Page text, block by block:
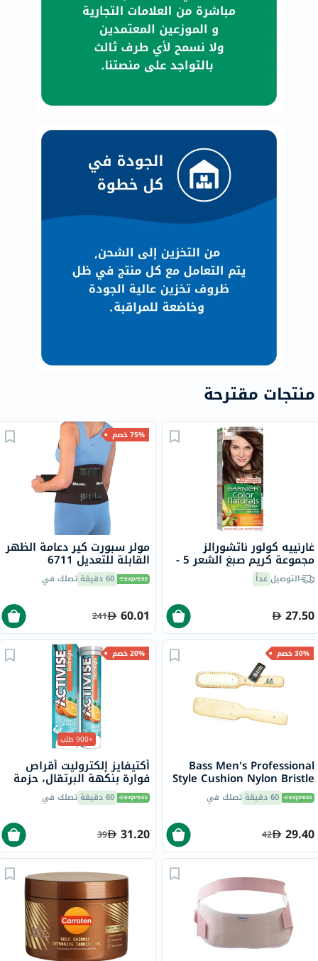
منتجات مقترحة
غارنييه كولور ناتشورالز
مجموعة كريم صبغ الشعر 5 -
بني فاتح
التوصيلغداً
27.50
75% خصم
مولر سبورت كير دعامة الظهر
القابلة للتعديل 6711
60 دقيقة تصلك في
60.01
241
30% خصم
Bass Men's Professional
Style Cushion Nylon Bristle
104 60 دقيقة تصلك في
29.40
42
20% خصم
+900 طلب
أكتيفايز إلكتروليت أقراص
فوارة بنكهة البرتقال، حزمة
من 20 60 دقيقة تصلك في
31.20
39